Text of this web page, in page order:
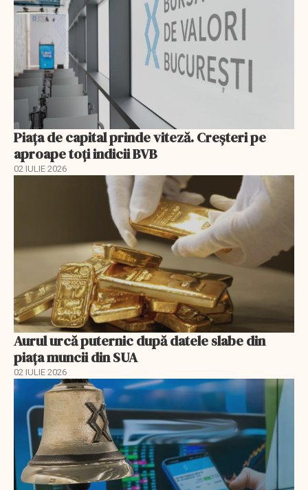
Piața de capital prinde viteză. Creșteri pe
aproape toți indicii BVB
02 IULIE 2026
Aurul urcă puternic după datele slabe din
piața muncii din SUA
02 IULIE 2026